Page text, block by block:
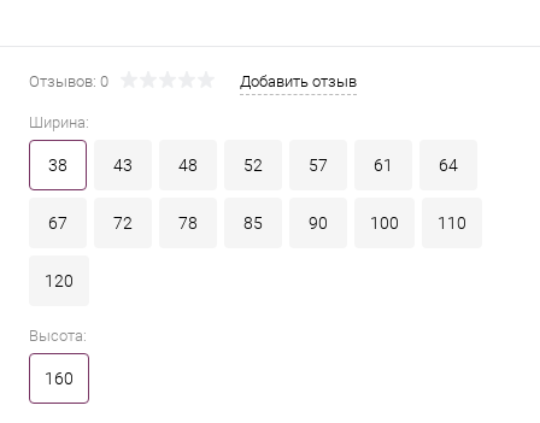
Отзывов: 0 Добавить отзыв
Ширина:
38 43 48 52 57 61 64
67 72 78 85 90 100 110
120
Высота:
160